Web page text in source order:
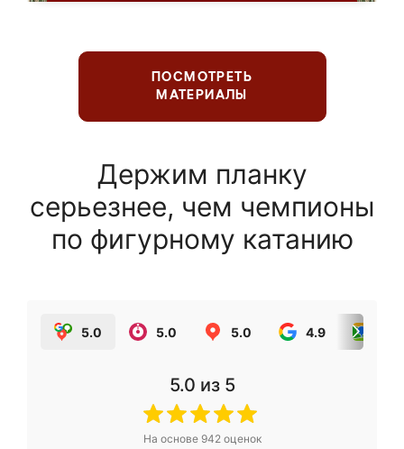
ПОСМОТРЕТЬ
МАТЕРИАЛЫ
Держим планку
серьезнее, чем чемпионы
по фигурному катанию
5.0 5.0 5.0 4.9
5.0 из 5
На основе 942оценок